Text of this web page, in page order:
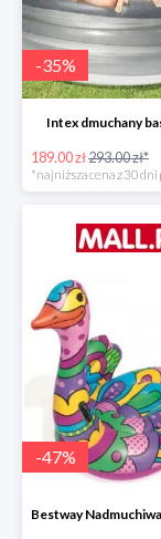
-35%
Intex dmuchany
189.00 zł293.00 zł*
-47%